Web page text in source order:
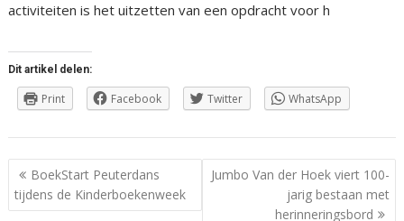
activiteiten is het uitzetten van een opdracht voor h
Dit artikel delen:
Print Facebook Twitter WhatsApp
Berichtnavigatie
BoekStart Peuterdans
tijdens de Kinderboekenweek
Jumbo Van der Hoek viert 100-
jarig bestaan met
herinneringsbord